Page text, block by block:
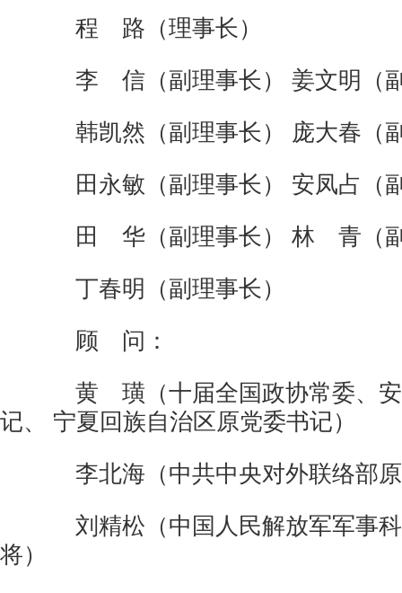
程 路（理事长）
李 信（副理事长）
姜文明（
韩凯然（副理事长）
庞大春（
田永敏（副理事长）
安凤占（
田 华（副理事长）
林 青（
丁春明（副理事长）
顾 问：
黄 璜（十届全国政协常委、安
记、
宁夏回族自治区原党委书记）
李北海（中共中央对外联络部原
刘精松（中国人民解放军军事科
将）